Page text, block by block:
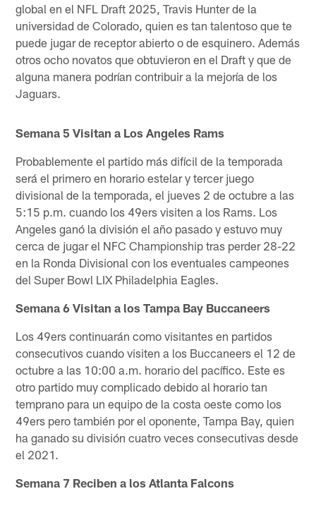
global en el NFL Draft 2025, Travis Hunter de la
universidad de Colorado, quien es tan talentoso que te
puede jugar de receptor abierto o de esquinero. Además
otros ocho novatos que obtuvieron en el Draft y que de
alguna manera podrían contribuir a la mejoría de los
Jaguars.
Semana 5 Visitan a Los Angeles Rams
Probablemente el partido más difícil de la temporada
será el primero en horario estelar y tercer juego
divisional de la temporada, el jueves 2 de octubre a las
5:15 p.m. cuando los 49ers visiten a los Rams. Los
Angeles ganó la división el año pasado y estuvo muy
cerca de jugar el NFC Championship tras perder 28-22
en la Ronda Divisional con los eventuales campeones
del Super Bowl LIX Philadelphia Eagles.
Semana 6 Visitan a los Tampa Bay Buccaneers
Los 49ers continuarán como visitantes en partidos
consecutivos cuando visiten a los Buccaneers el 12 de
octubre a las 10:00 a.m. horario del pacífico. Este es
otro partido muy complicado debido al horario tan
temprano para un equipo de la costa oeste como los
49ers pero también por el oponente, Tampa Bay, quien
ha ganado su división cuatro veces consecutivas desde
el 2021.
Semana 7 Reciben a los Atlanta Falcons